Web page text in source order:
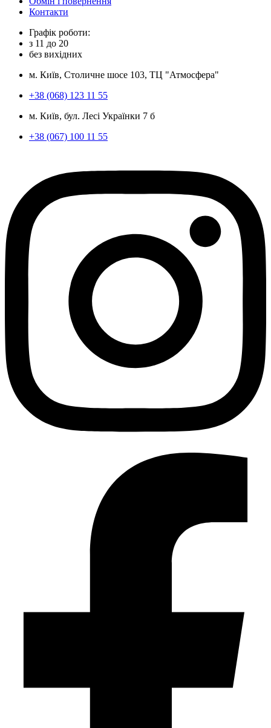
Контакти
Графік роботи:
з 11 до 20
без вихідних
м. Київ, Столичне шосе 103, ТЦ "Атмосфера"
+38 (068) 123 11 55
м. Київ, бул. Лесі Українки 7 б
+38 (067) 100 11 55